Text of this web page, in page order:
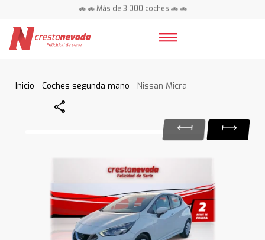
🚗 🚗 Más de 3.000 coches 🚗 🚗
Inicio -Coches segunda mano - Nissan Micra
Share